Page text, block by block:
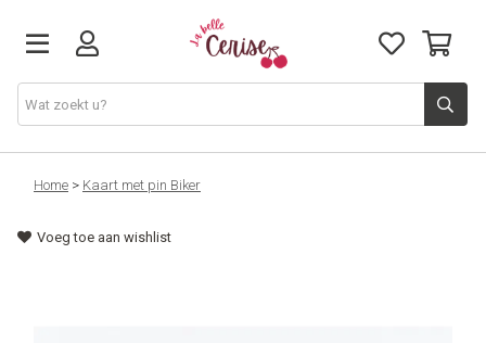
Just arrived
Juwelen & Accessoires
Home > Kaart met pin Biker
Voeg toe aan wishlist